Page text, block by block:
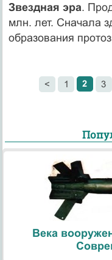
Звездная эра.
млн. лет. Сначала
образования
< 1 2 3
Века